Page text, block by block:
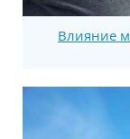
Влияние